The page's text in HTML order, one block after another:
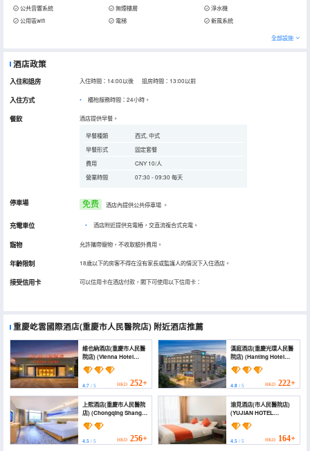
公共音響系統 無煙樓層
淨水機
公用區wifi
電梯 新風系統
全部設施
酒店政策
入住和退房 入住時間：14:00以後 退房時間：13:00以前
入住方式 櫃枱服務時間：24小時。
餐飲 酒店提供早餐。
早餐種類
西式, 中式
早餐形式
固定套餐
費用
CNY 10/人
營業時間
07:30 - 09:30 每天
停車場 免费 酒店內提供公共停車場 。
充電車位 • 酒店附近提供充電樁，交直流複合式充電。
寵物 允許攜帶寵物，不收取額外費用。
年齡限制 18歲以下的房客不得在沒有家長或監護人的情況下入住酒店。
接受信用卡 可以信用卡在酒店付款，閣下可使用以下信用卡：
重慶屹雲國際酒店(重慶市人民醫院店) 附近酒店推薦
維也納酒店(重慶市人民醫
院店) (Vienna Hotel
(Chongqing People's
Hospital Branch))
4.7 / 5 HKD 252+
漢庭酒店(重慶光環人民醫
院店) (Hanting Hotel
(Chongqing Guanhuan
People’s Hospital
4.8/ 5 HKD 222+
上熙酒店(重慶市人民醫院
店) (Chongqing Shangxi
Hotel)
4.5 / 5 HKD 256+
渝見酒店(市人民醫院店)
(YUJIAN HOTEL
（people's Hospital
store）)
4.5/ 5 HKD 164+